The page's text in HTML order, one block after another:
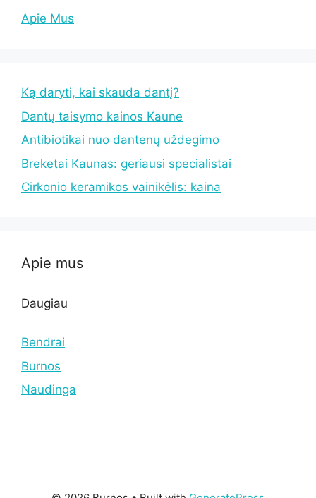
Apie Mus
Ką daryti, kai skauda dantį?
Dantų taisymo kainos Kaune
Antibiotikai nuo dantenų uždegimo
Breketai Kaunas: geriausi specialistai
Cirkonio keramikos vainikėlis: kaina
Apie mus
Daugiau
Bendrai
Burnos
Naudinga